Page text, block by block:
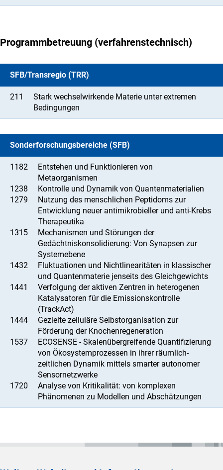
Programmbetreuung (verfahrenstechnisch)
SFB/Transregio (TRR)
211
Stark wechselwirkende Materie unter extremen
Bedingungen
Sonderforschungsbereiche (SFB)
1182
Entstehen und Funktionieren von
Metaorganismen
1238
Kontrolle und Dynamik von Quantenmaterialien
1279
Nutzung des menschlichen Peptidoms zur
Entwicklung neuer antimikrobieller und anti-Krebs
Therapeutika
1315
Mechanismen und Störungen der
Gedächtniskonsolidierung: Von Synapsen zur
Systemebene
1432
Fluktuationen und Nichtlinearitäten in klassischer
und Quantenmaterie jenseits des Gleichgewichts
1441
Verfolgung der aktiven Zentren in heterogenen
Katalysatoren für die Emissionskontrolle
(TrackAct)
1444
Gezielte zelluläre Selbstorganisation zur
Förderung der Knochenregeneration
1537
ECOSENSE - Skalenübergreifende Quantifizierung
von Ökosystemprozessen in ihrer räumlich-
zeitlichen Dynamik mittels smarter autonomer
Sensornetzwerke
1720
Analyse von Kritikalität: von komplexen
Phänomenen zu Modellen und Abschätzungen